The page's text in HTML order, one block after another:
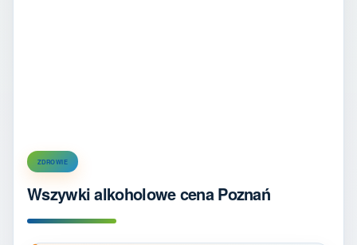
ZDROWIE
Wszywki alkoholowe cena Poznań